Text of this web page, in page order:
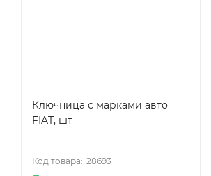
Ключница с марками авто
FIAT, шт
Код товара: 28693